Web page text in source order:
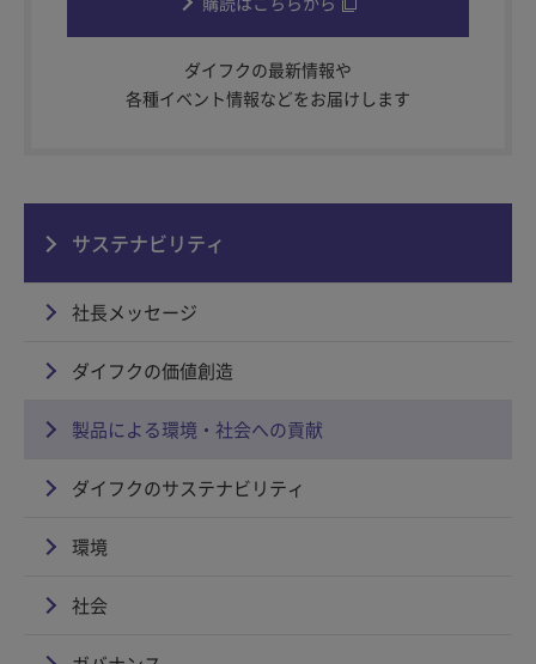
ダイフクの最新情報や
各種イベント情報などをお届けします
サステナビリティ
社長メッセージ
ダイフクの価値創造
製品による環境・社会への貢献
ダイフクのサステナビリティ
環境
社会